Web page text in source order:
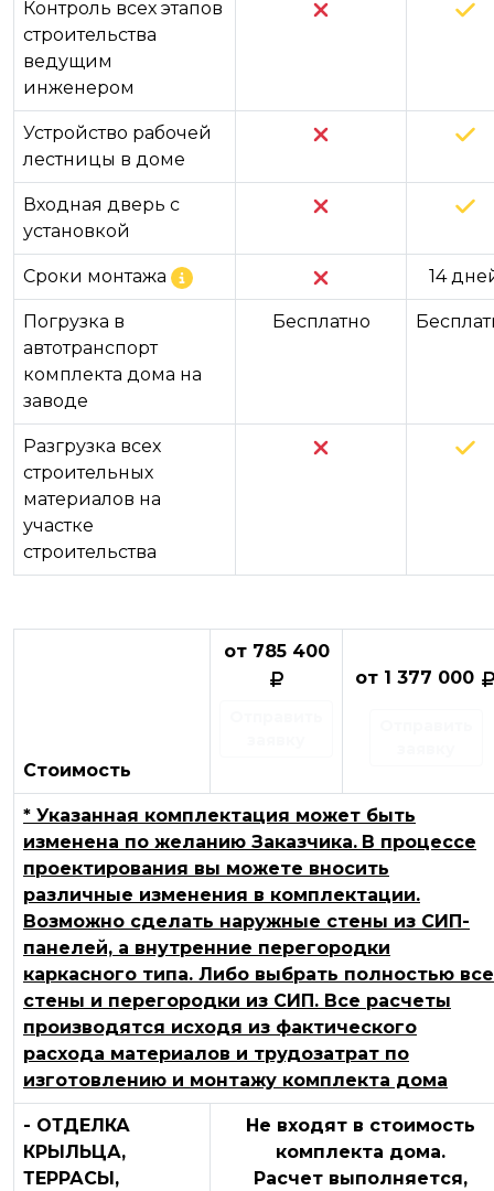
Контроль всех этапов
строительства
ведущим
инженером
Устройство рабочей
лестницы в доме
Входная дверь с
установкой
Сроки монтажа 14
Погрузка в
автотранспорт
комплекта дома на
заводе
Бесплатно
Разгрузка всех
строительных
материалов на
участке
строительства
Стоимость
от 785 400
от 1 377 000
* Указанная комплектация может быть
изменена по желанию Заказчика. В процессе
проектирования вы можете вносить
различные изменения в комплектации.
Возможно сделать наружные стены из СИП-
панелей, а внутренние перегородки
каркасного типа. Либо выбрать полностью все
стены и перегородки из СИП. Все расчеты
производятся исходя из фактического
расхода материалов и трудозатрат по
изготовлению и монтажу комплекта дома
- ОТДЕЛКА
КРЫЛЬЦА,
ТЕРРАСЫ,
Не входят в стоимость
комплекта дома.
Расчет выполняется,